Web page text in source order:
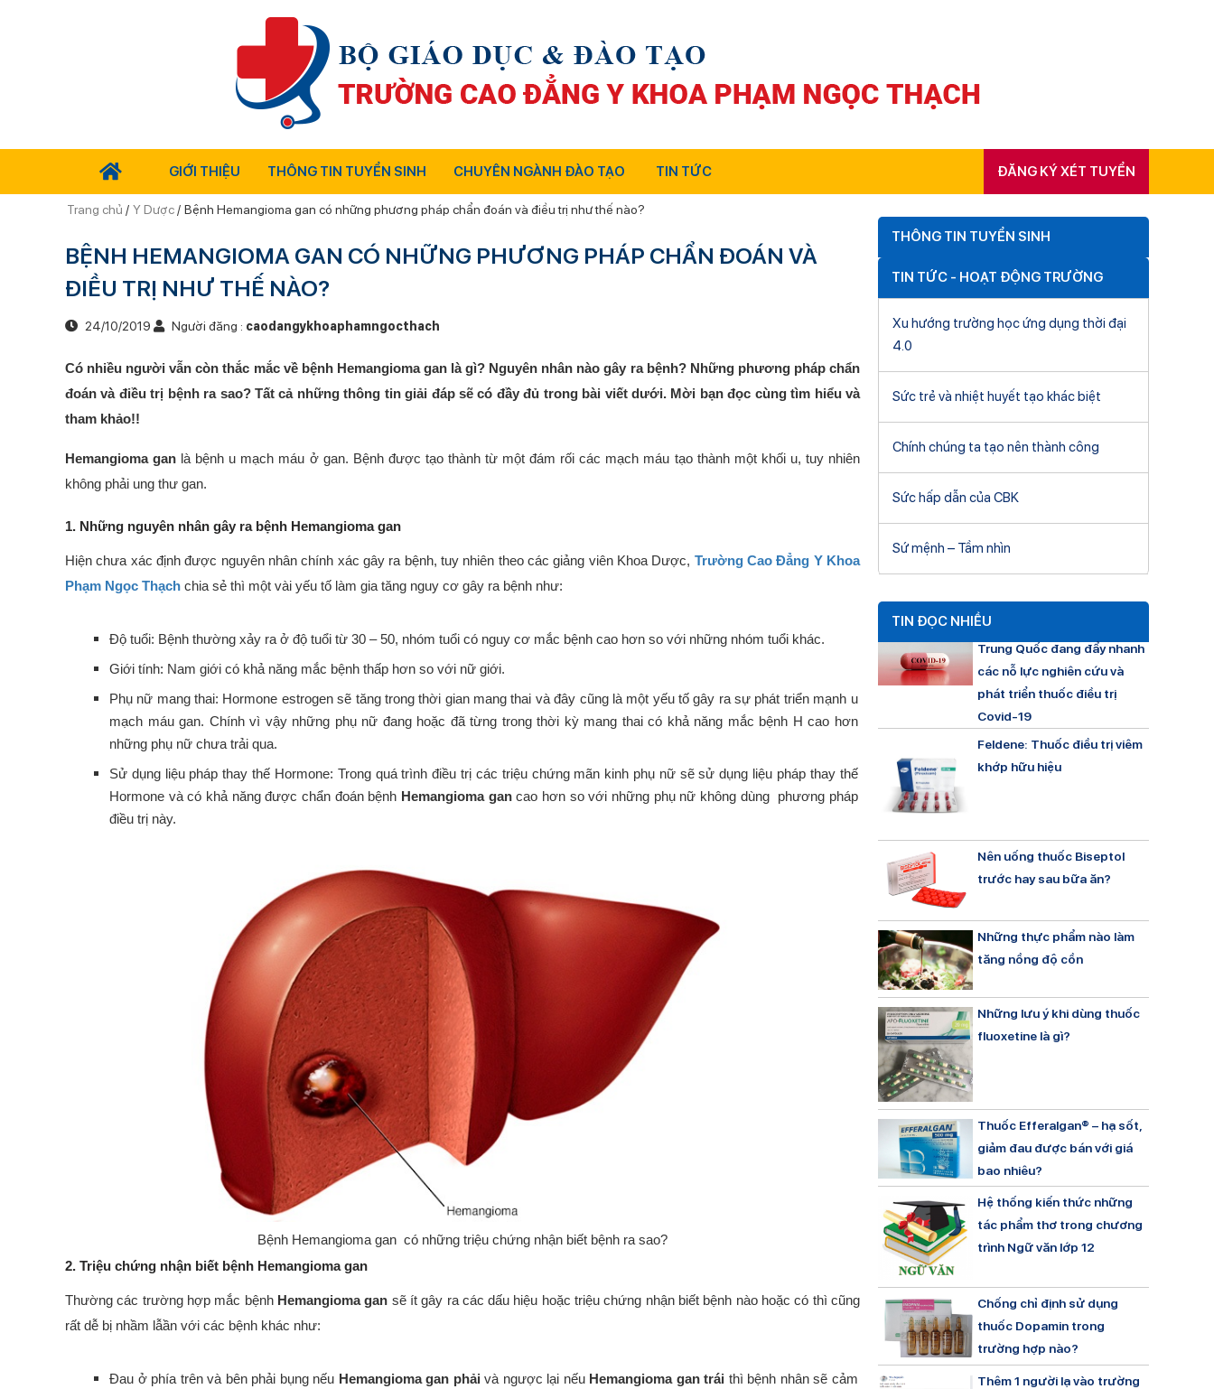
GIỚI THIỆU THÔNG TIN TUYỂN SINH CHUYÊN NGÀNH ĐÀO TẠO TIN TỨC ĐĂNG KÝ XÉT TUYỂN
Trang chủ / Y Dược/ Bệnh Hemangioma gan có những phương pháp chẩn đoán và điều trị như thế nào?
BỆNH HEMANGIOMA GAN CÓ NHỮNG PHƯƠNG PHÁP CHẨN ĐOÁN VÀ
ĐIỀU TRỊ NHƯ THẾ NÀO?
24/10/2019 Người đăng : caodangykhoaphamngocthach
Có nhiều người vẫn còn thắc mắc về bệnh Hemangioma gan là gì? Nguyên nhân nào gây ra bệnh? Những phương pháp chẩn
đoán và điều trị bệnh ra sao? Tất cả những thông tin giải đáp sẽ có đầy đủ trong bài viết dưới. Mời bạn đọc cùng tìm hiểu và
tham khảo!!
Hemangioma gan là bệnh u mạch máu ở gan. Bệnh được tạo thành từ một đám rối các mạch máu tạo thành một khối u, tuy nhiên
không phải ung thư gan.
1. Những nguyên nhân gây ra bệnh Hemangioma gan
Hiện chưa xác định được nguyên nhân chính xác gây ra bệnh, tuy nhiên theo các giảng viên Khoa Dược, Trường Cao Đẳng Y Khoa
Phạm Ngọc Thạch chia sẻ thì một vài yếu tố làm gia tăng nguy cơ gây ra bệnh như:
Độ tuổi: Bệnh thường xảy ra ở độ tuổi từ 30 – 50, nhóm tuổi có nguy cơ mắc bệnh cao hơn so với những nhóm tuổi khác.
Giới tính: Nam giới có khả năng mắc bệnh thấp hơn so với nữ giới.
Phụ nữ mang thai: Hormone estrogen sẽ tăng trong thời gian mang thai và đây cũng là một yếu tố gây ra sự phát triển mạnh u
mạch máu gan. Chính vì vậy những phụ nữ đang hoặc đã từng trong thời kỳ mang thai có khả năng mắc bệnh H cao hơn
những phụ nữ chưa trải qua.
Sử dụng liệu pháp thay thế Hormone: Trong quá trình điều trị các triệu chứng mãn kinh phụ nữ sẽ sử dụng liệu pháp thay thế
Hormone và có khả năng được chẩn đoán bệnh Hemangioma gancao hơn so với những phụ nữ không dùng phương pháp
điều trị này.
Bệnh Hemangioma gan có những triệu chứng nhận biết bệnh ra sao?
2. Triệu chứng nhận biết bệnh Hemangioma gan
Thường các trường hợp mắc bệnh Hemangioma gan sẽ ít gây ra các dấu hiệu hoặc triệu chứng nhận biết bệnh nào hoặc có thì cũng
rất dễ bị nhầm lẫần với các bệnh khác như:
Đau ở phía trên và bên phải bụng nếu Hemangioma gan phải và ngược lại nếu Hemangioma gan trái thì bệnh nhân sẽ cảm
THÔNG TIN TUYỂN SINH
TIN TỨC - HOẠT ĐỘNG TRƯỜNG
Xu hướng trường học ứng dụng thời đại
4.0
Sức trẻ và nhiệt huyết tạo khác biệt
Chính chúng ta tạo nên thành công
Sức hấp dẫn của CBK
Sứ mệnh – Tầm nhìn
TIN ĐỌC NHIỀU
Trung Quốc đang đẩy nhanh
các nỗ lực nghiên cứu và
phát triển thuốc điều trị
Covid-19
Feldene: Thuốc điều trị viêm
khớp hữu hiệu
Nên uống thuốc Biseptol
trước hay sau bữa ăn?
Những thực phẩm nào làm
tăng nồng độ cồn
Những lưu ý khi dùng thuốc
fluoxetine là gì?
Thuốc Efferalgan® – hạ sốt,
giảm đau được bán với giá
bao nhiêu?
Hệ thống kiến thức những
tác phẩm thơ trong chương
trình Ngữ văn lớp 12
Chống chỉ định sử dụng
thuốc Dopamin trong
trường hợp nào?
Thêm 1 người lạ vào trường